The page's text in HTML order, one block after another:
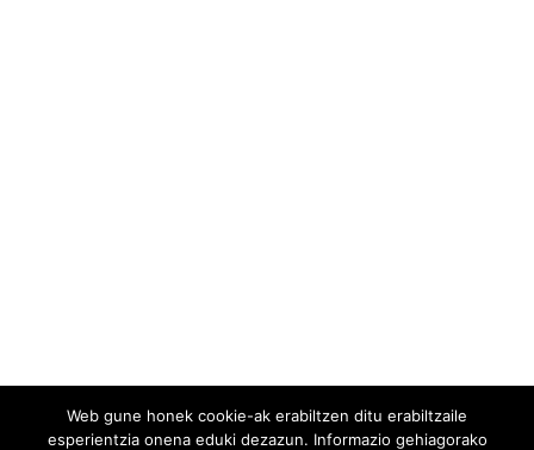
Web gune honek cookie-ak erabiltzen ditu erabiltzaile
esperientzia onena eduki dezazun. Informazio gehiagorako